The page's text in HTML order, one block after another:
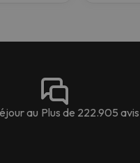
au Plus de 222.905